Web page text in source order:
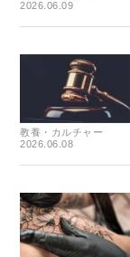
2026.06.09
教養・カルチャー
2026.06.08